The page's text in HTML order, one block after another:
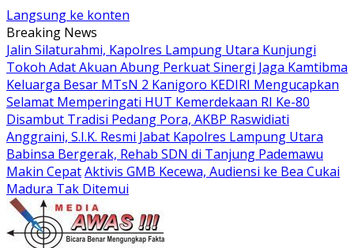
Langsung ke konten
Breaking News
Jalin Silaturahmi, Kapolres Lampung Utara Kunjungi
Tokoh Adat Akuan Abung Perkuat Sinergi Jaga Kamtibma
Keluarga Besar MTsN 2 Kanigoro KEDIRI Mengucapkan
Selamat Memperingati HUT Kemerdekaan RI Ke-80
Disambut Tradisi Pedang Pora, AKBP Raswidiati
Anggraini, S.I.K. Resmi Jabat Kapolres Lampung Utara
Babinsa Bergerak, Rehab SDN di Tanjung Pademawu
Makin CepatAktivis GMB Kecewa, Audiensi ke Bea Cukai
Madura Tak Ditemui